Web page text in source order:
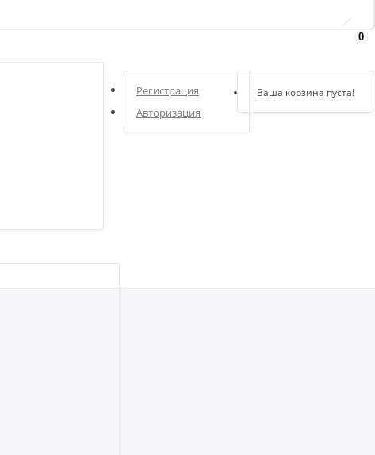
Регистрация
Авторизация
0
Ваша корзина пуста!